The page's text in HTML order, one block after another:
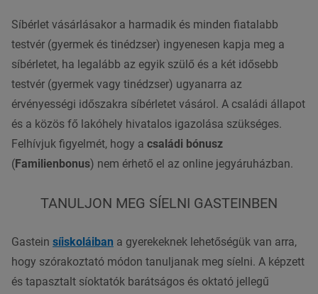
Síbérlet vásárlásakor a harmadik és minden fiatalabb
testvér (gyermek és tinédzser) ingyenesen kapja meg a
síbérletet, ha legalább az egyik szülő és a két idősebb
testvér (gyermek vagy tinédzser) ugyanarra az
érvényességi időszakra síbérletet vásárol. A családi állapot
és a közös fő lakóhely hivatalos igazolása szükséges.
Felhívjuk figyelmét, hogy a családi bónusz
(Familienbonus) nem érhető el az online jegyáruházban.
TANULJON MEG SÍELNI GASTEINBEN
Gastein síiskoláiban a gyerekeknek lehetőségük van arra,
hogy szórakoztató módon tanuljanak meg síelni. A képzett
és tapasztalt síoktatók barátságos és oktató jellegű